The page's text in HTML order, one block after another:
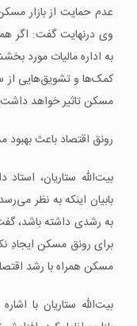
عدم‌ حمایت از بازار
وی درنهایت گفت: اگر
به اداره مالیات مورد
کمک‌ها و تشویق‌هایی از
مسکن تاثیر خواهد
رونق اقتصاد باعث
بیت‌الله ستاریان،
بابیان اینکه به نظر
به رشدی داشته باشد،
برای رونق مسکن ایجادِ
مسکن همراه با رشد